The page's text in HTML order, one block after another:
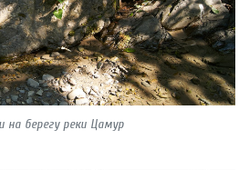
на берегу реки Цамур